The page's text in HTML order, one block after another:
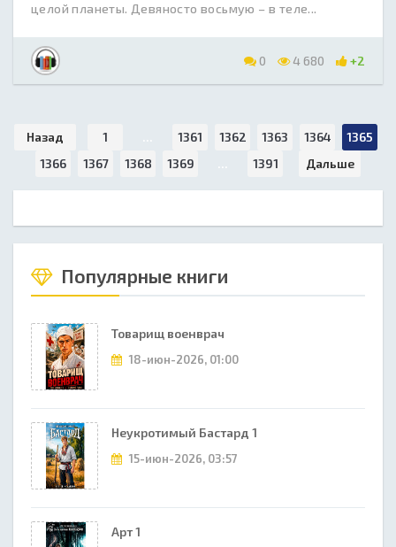
целой планеты. Девяносто восьмую – в теле...
0 4 680 +2
Назад 1 1361 1362 1363 1364
1365
1366
1367 1368 1369 1391 Дальше
Популярные книги
Товарищ военврач
18-июн-2026, 01:00
Неукротимый Бастард 1
15-июн-2026, 03:57
Арт 1